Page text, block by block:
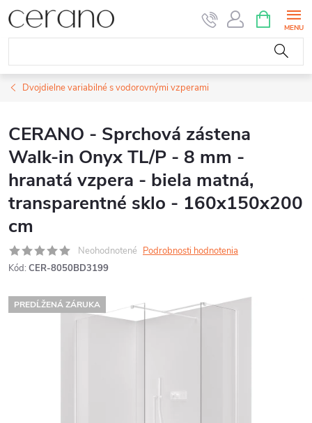
Prejsť
na
obsah
KOŠÍK
Dvojdielne variabilné s vodorovnými vzperami
CERANO - Sprchová zástena
Walk-in Onyx TL/P - 8 mm -
hranatá vzpera - biela matná,
transparentné sklo - 160x150x200
cm
Neohodnotené Podrobnosti hodnotenia
Kód: CER-8050BD3199
PREDĹŽENÁ ZÁRUKA